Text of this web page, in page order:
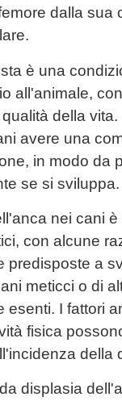
dalla sua
è una
all'animale,
della
avere una
in modo da
se si sviluppa.
nei cani
con alcune
predisposte a
meticci o di
esenti. I fattori
fisica
della
displasia